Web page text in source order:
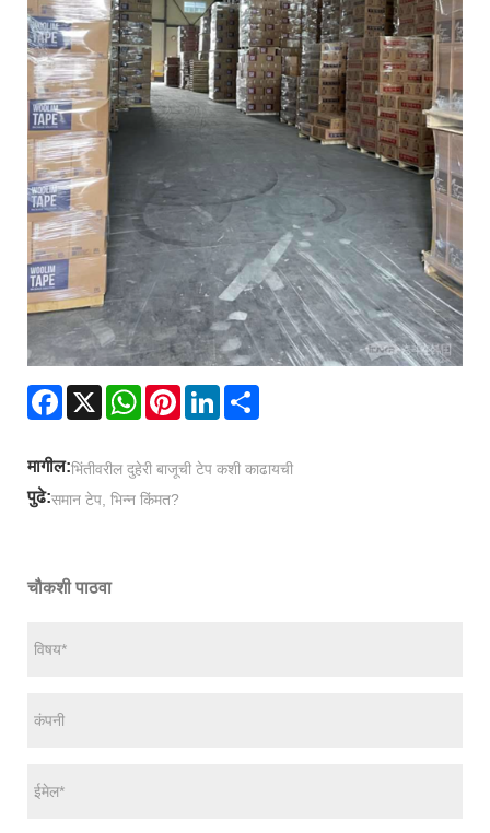
Facebook
X WhatsAppPinterestLinkedIn
मागील:भिंतीवरील दुहेरी बाजूची टेप कशी काढायची
पुढे:समान टेप, भिन्न किंमत?
चौकशी पाठवा